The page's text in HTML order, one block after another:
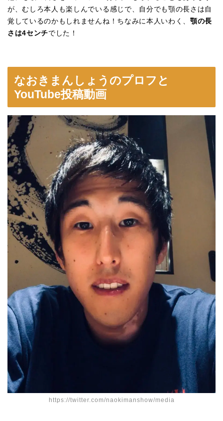
が、むしろ本人も楽しんでいる感じで、自分でも顎の長さは自
覚しているのかもしれませんね！ちなみに本人いわく、 顎の長
さは4センチでした！
なおきまんしょうのプロフと
YouTube投稿動画
https://twitter.com/naokimanshow/media